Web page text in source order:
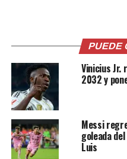
El Cuscatlán está cerca de
volver a la vida
17 noviembre, 2023
PUEDE
Vinicius Jr.
2032 y
Messi
goleada
Luis